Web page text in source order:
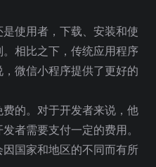
使用者，下载、安装和使
相比之下，传统应用程序
微信小程序提供了更好的
的。对于开发者来说，他
者需要支付一定的费用。
国家和地区的不同而有所